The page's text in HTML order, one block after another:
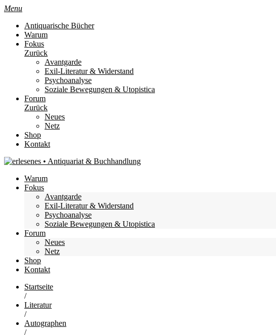
Menu
Antiquarische Bücher
Warum
Fokus
Zurück
Avantgarde
Exil-Literatur & Widerstand
Psychoanalyse
Soziale Bewegungen & Utopistica
Forum
Zurück
Neues
Netz
Shop
Kontakt
Warum
Fokus
Avantgarde
Exil-Literatur & Widerstand
Psychoanalyse
Soziale Bewegungen & Utopistica
Forum
Neues
Netz
Shop
Kontakt
Startseite
/
Literatur
/
Autographen
/